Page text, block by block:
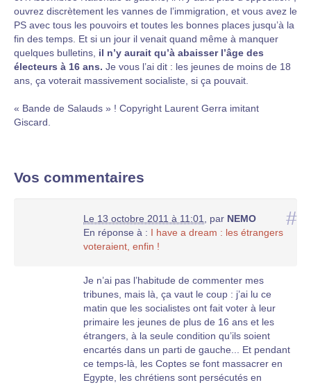
ouvrez discrètement les vannes de l’immigration, et vous avez le
PS avec tous les pouvoirs et toutes les bonnes places jusqu’à la
fin des temps. Et si un jour il venait quand même à manquer
quelques bulletins, il n’y aurait qu’à abaisser l’âge des
électeurs à 16 ans. Je vous l’ai dit : les jeunes de moins de 18
ans, ça voterait massivement socialiste, si ça pouvait.
« Bande de Salauds » ! Copyright Laurent Gerra imitant
Giscard.
Vos commentaires
#
Le 13 octobre 2011 à 11:01 par NEMO
En réponse à : I have a dream : les étrangers
voteraient, enfin !
Je n’ai pas l’habitude de commenter mes
tribunes, mais là, ça vaut le coup : j’ai lu ce
matin que les socialistes ont fait voter à leur
primaire les jeunes de plus de 16 ans et les
étrangers, à la seule condition qu’ils soient
encartés dans un parti de gauche... Et pendant
ce temps-là, les Coptes se font massacrer en
Egypte, les chrétiens sont persécutés en